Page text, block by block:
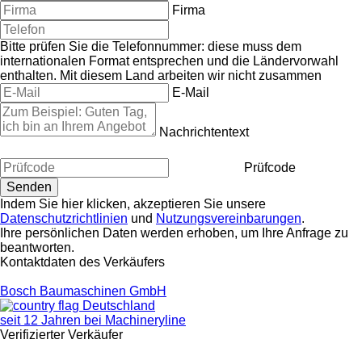
Firma
Bitte prüfen Sie die Telefonnummer: diese muss dem
internationalen Format entsprechen und die Ländervorwahl
enthalten. Mit diesem Land arbeiten wir nicht zusammen
E-Mail
Nachrichtentext
Prüfcode
Indem Sie hier klicken, akzeptieren Sie unsere
Datenschutzrichtlinien und Nutzungsvereinbarungen.
Ihre persönlichen Daten werden erhoben, um Ihre Anfrage zu
beantworten.
Kontaktdaten des Verkäufers
Bosch Baumaschinen GmbH
Deutschland
seit 12 Jahren bei Machineryline
Verifizierter Verkäufer